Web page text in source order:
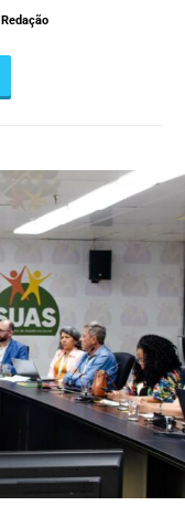
Redação